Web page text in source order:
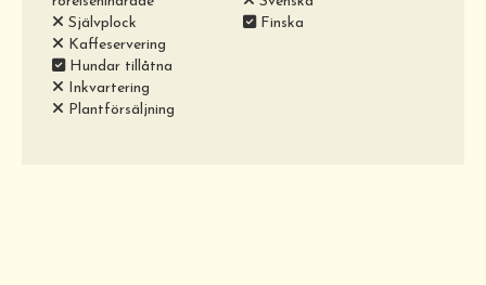
Självplock
Kaffeservering
Hundar tillåtna
Inkvartering
Plantförsäljning
Finska